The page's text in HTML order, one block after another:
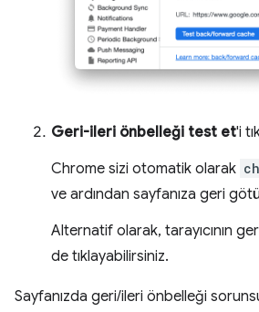
Geri-ileri önbelleği test et'i
Chrome sizi otomatik olarak
ve ardından sayfanıza geri
Alternatif olarak, tarayıcının
de tıklayabilirsiniz.
Sayfanızda geri/ileri önbelleği